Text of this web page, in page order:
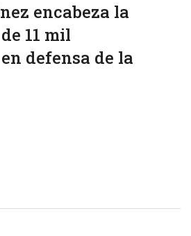
encabeza la
11 mil
defensa de la